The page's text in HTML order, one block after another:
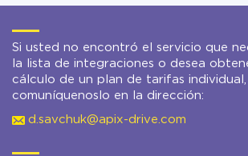
Si usted no encontró el servicio que
la lista de integraciones o desea
cálculo de un plan de tarifas individual,
comuníquenoslo en la dirección:
d.savchuk@apix-drive.com